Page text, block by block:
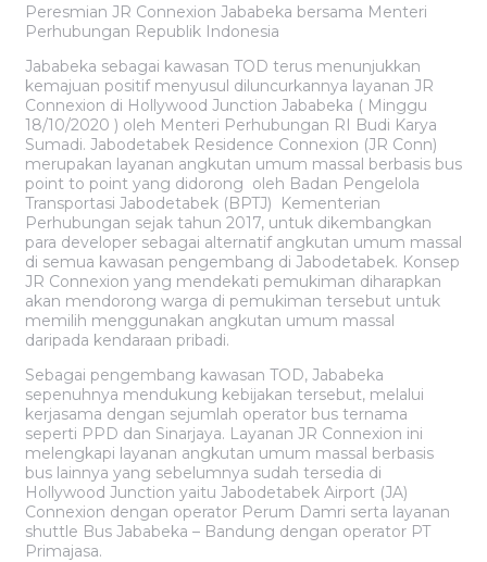
Peresmian JR Connexion Jababeka bersama Menteri
Perhubungan Republik Indonesia
Jababeka sebagai kawasan TOD terus menunjukkan
kemajuan positif menyusul diluncurkannya layanan JR
Connexion di Hollywood Junction Jababeka ( Minggu
18/10/2020 ) oleh Menteri Perhubungan RI Budi Karya
Sumadi. Jabodetabek Residence Connexion (JR Conn)
merupakan layanan angkutan umum massal berbasis bus
point to point yang didorong oleh Badan Pengelola
Transportasi Jabodetabek (BPTJ) Kementerian
Perhubungan sejak tahun 2017, untuk dikembangkan
para developer sebagai alternatif angkutan umum massal
di semua kawasan pengembang di Jabodetabek. Konsep
JR Connexion yang mendekati pemukiman diharapkan
akan mendorong warga di pemukiman tersebut untuk
memilih menggunakan angkutan umum massal
daripada kendaraan pribadi.
Sebagai pengembang kawasan TOD, Jababeka
sepenuhnya mendukung kebijakan tersebut, melalui
kerjasama dengan sejumlah operator bus ternama
seperti PPD dan Sinarjaya. Layanan JR Connexion ini
melengkapi layanan angkutan umum massal berbasis
bus lainnya yang sebelumnya sudah tersedia di
Hollywood Junction yaitu Jabodetabek Airport (JA)
Connexion dengan operator Perum Damri serta layanan
shuttle Bus Jababeka – Bandung dengan operator PT
Primajasa.